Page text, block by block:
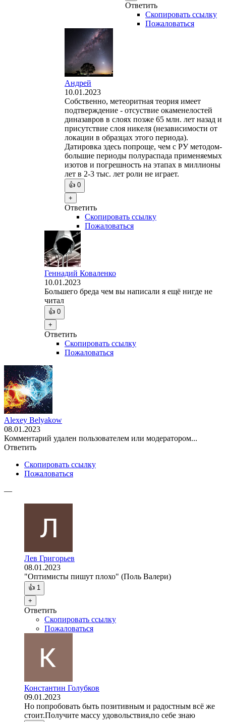
Ответить
Скопировать ссылку
Пожаловаться
Андрей
10.01.2023
Собственно, метеоритная теория имеет
подтверждение - отсуствие окаменелостей
диназавров в слоях позже 65 млн. лет назад и
присутствие слоя никеля (независимости от
локации в образцах этого периода).
Датировка здесь попроще, чем с РУ методом-
большие периоды полураспада применяемых
изотов и погрешность на этапах в миллионы
лет в 2-3 тыс. лет роли не играет.
👍 0
+
Ответить
Скопировать ссылку
Пожаловаться
Геннадий Коваленко
10.01.2023
Большего бреда чем вы написали я ещё нигде не
читал
👍 0
+
Ответить
Скопировать ссылку
Пожаловаться
Alexey Belyakow
08.01.2023
Комментарий удален пользователем или модератором...
Ответить
Скопировать ссылку
Пожаловаться
—
Лев Григорьев
08.01.2023
"Оптимисты пишут плохо" (Поль Валери)
👍 1
+
Ответить
Скопировать ссылку
Пожаловаться
Константин Голубков
09.01.2023
Но попробовать быть позитивным и радостным всё же
стоит.Получите массу удовольствия,по себе знаю